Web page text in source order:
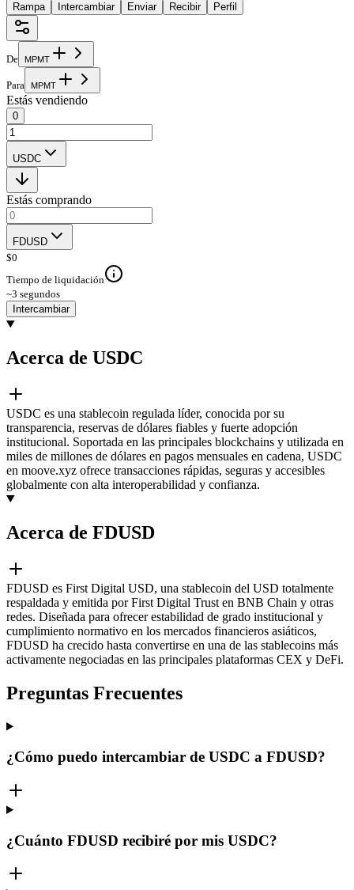
Rampa Intercambiar Enviar Recibir Perfil
De MPMT
Para MPMT
Estás vendiendo
0
USDC
Estás comprando
FDUSD
$0
Tiempo de liquidación
~3 segundos
Intercambiar
Acerca de USDC
USDC es una stablecoin regulada líder, conocida por su
transparencia, reservas de dólares fiables y fuerte adopción
institucional. Soportada en las principales blockchains y utilizada en
miles de millones de dólares en pagos mensuales en cadena, USDC
en moove.xyz ofrece transacciones rápidas, seguras y accesibles
globalmente con alta interoperabilidad y confianza.
Acerca de FDUSD
FDUSD es First Digital USD, una stablecoin del USD totalmente
respaldada y emitida por First Digital Trust en BNB Chain y otras
redes. Diseñada para ofrecer estabilidad de grado institucional y
cumplimiento normativo en los mercados financieros asiáticos,
FDUSD ha crecido hasta convertirse en una de las stablecoins más
activamente negociadas en las principales plataformas CEX y DeFi.
Preguntas Frecuentes
¿Cómo puedo intercambiar de USDC a FDUSD?
¿Cuánto FDUSD recibiré por mis USDC?